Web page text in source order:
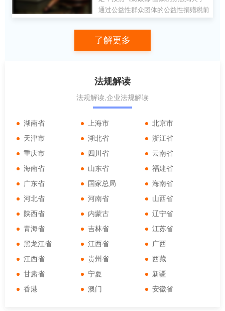
务局关于确认山东省红十字
会等群众团体2021年度公益
性捐赠税前扣除资格的公告
通过公益性群众团体的公益性捐赠税前
124号)要求，现将2021年度符合公益性
捐赠税前扣除资格的群众团体名单公告
了解更多
法规解读
法规解读,企业法规解读
湖南省 上海市
北京市
天津市
湖北省
浙江省
重庆市
四川省
云南省
海南省
山东省
福建省
广东省
国家总局
海南省
河北省
河南省
山西省
陕西省
内蒙古
辽宁省
青海省
吉林省
江苏省
黑龙江省
江西省
广西
江西省
贵州省
西藏
甘肃省
宁夏
新疆
香港
澳门 安徽省